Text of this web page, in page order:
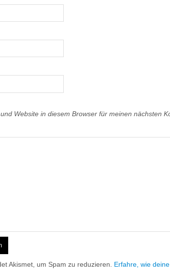
Website in diesem Browser für meinen nächsten
Akismet, um Spam zu reduzieren. Erfahre, wie